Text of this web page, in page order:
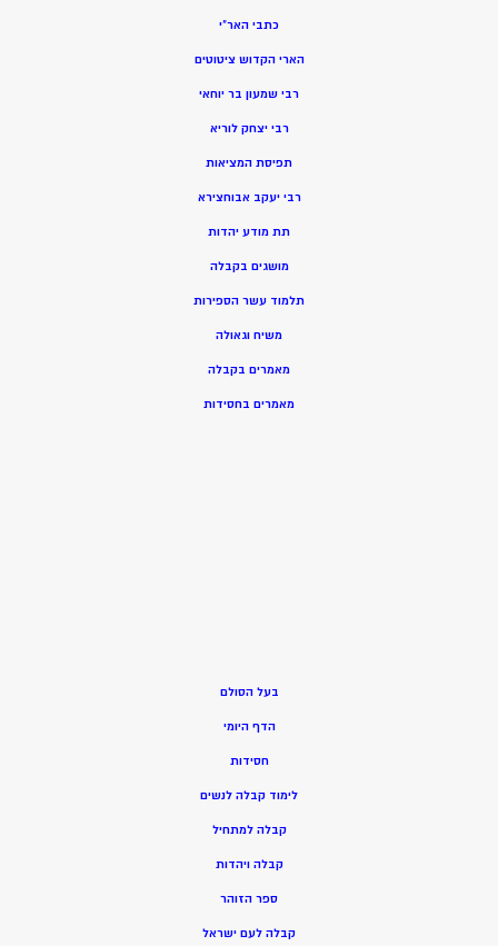
כתבי האר”י
הארי הקדוש ציטוטים
רבי שמעון בר יוחאי
רבי יצחק לוריא
תפיסת המציאות
רבי יעקב אבוחצירא
תת מודע יהדות
מושגים בקבלה
תלמוד עשר הספירות
משיח וגאולה
מאמרים בקבלה
מאמרים בחסידות
בעל הסולם
הדף היומי
חסידות
לימוד קבלה לנשים
קבלה למתחיל
קבלה ויהדות
ספר הזוהר
קבלה לעם ישראל